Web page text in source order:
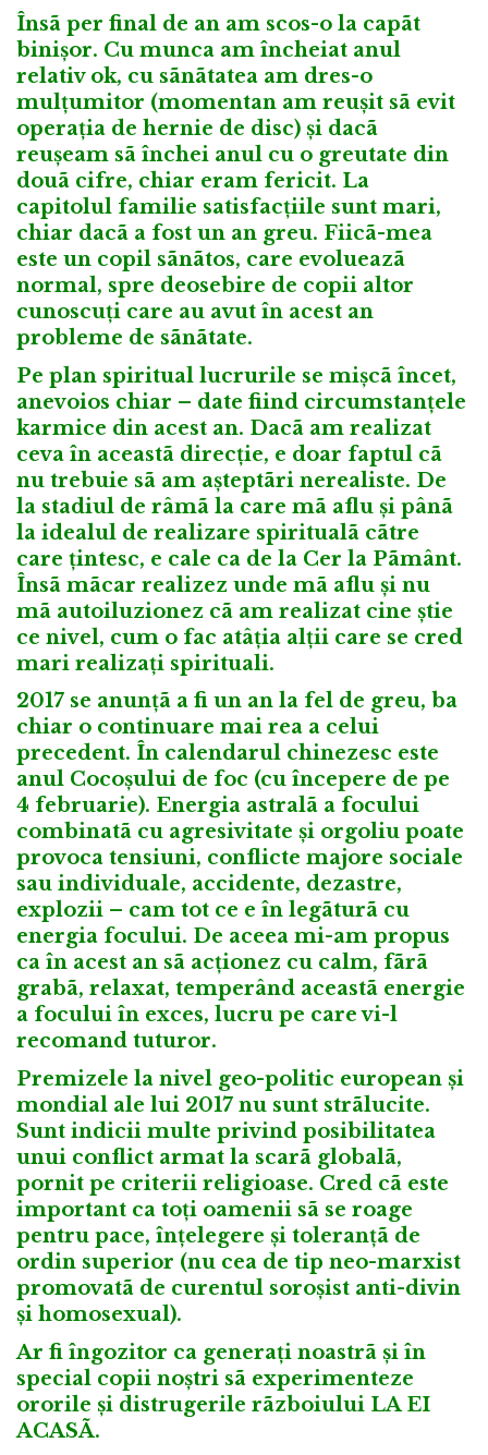
Însã per final de an am scos-o la capãt
binișor. Cu munca am încheiat anul
relativ ok, cu sãnãtatea am dres-o
mulțumitor (momentan am reușit sã evit
operația de hernie de disc) și dacã
reușeam sã închei anul cu o greutate din
douã cifre, chiar eram fericit. La
capitolul familie satisfacțiile sunt mari,
chiar dacã a fost un an greu. Fiicã-mea
este un copil sãnãtos, care evolueazã
normal, spre deosebire de copii altor
cunoscuți care au avut în acest an
probleme de sãnãtate.
Pe plan spiritual lucrurile se mișcã încet,
anevoios chiar – date fiind circumstanțele
karmice din acest an. Dacã am realizat
ceva în aceastã direcție, e doar faptul cã
nu trebuie sã am așteptãri nerealiste. De
la stadiul de râmã la care mã aflu și pânã
la idealul de realizare spiritualã cãtre
care țintesc, e cale ca de la Cer la Pãmânt.
Însã mãcar realizez unde mã aflu și nu
mã autoiluzionez cã am realizat cine știe
ce nivel, cum o fac atâția alții care se cred
mari realizați spirituali.
2017 se anunțã a fi un an la fel de greu, ba
chiar o continuare mai rea a celui
precedent. În calendarul chinezesc este
anul Cocoșului de foc (cu începere de pe
4 februarie). Energia astralã a focului
combinatã cu agresivitate și orgoliu poate
provoca tensiuni, conflicte majore sociale
sau individuale, accidente, dezastre,
explozii – cam tot ce e în legãturã cu
energia focului. De aceea mi-am propus
ca în acest an sã acționez cu calm, fãrã
grabã, relaxat, temperând aceastã energie
a focului în exces, lucru pe care vi-l
recomand tuturor.
Premizele la nivel geo-politic european și
mondial ale lui 2017 nu sunt strãlucite.
Sunt indicii multe privind posibilitatea
unui conflict armat la scarã globalã,
pornit pe criterii religioase. Cred cã este
important ca toți oamenii sã se roage
pentru pace, înțelegere și toleranțã de
ordin superior (nu cea de tip neo-marxist
promovatã de curentul soroșist anti-divin
și homosexual).
Ar fi îngozitor ca generați noastrã și în
special copii noștri sã experimenteze
ororile și distrugerile rãzboiului LA EI
ACASÃ.